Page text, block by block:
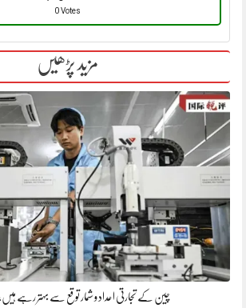
0 Votes
مزید پڑھیں
چین کے تجارتی اعداد و شمار توقع سے بہتر رہے ہیں،